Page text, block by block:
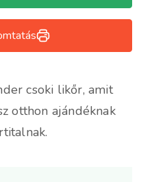
csoki likőr, amit
otthon ajándéknak